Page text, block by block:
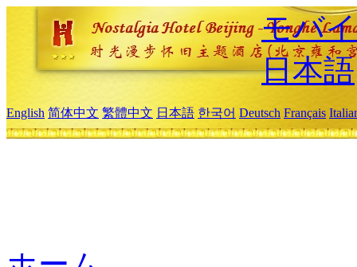
モバ
日本語
English 简体中文 繁體中文 日本語 한국어 Deutsch Français